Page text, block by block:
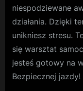
niespodziewane
działania. Dzięki
unikniesz stresu.
się warsztat
jesteś gotowy na
Bezpiecznej jazdy!